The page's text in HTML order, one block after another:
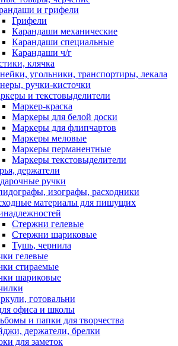
и грифели
Грифели
Карандаши механические
Карандаши специальные
Карандаши ч/г
клячка
угольники, транспортиры, лекала
ручки-кисточки
и текстовыделители
Маркер-краска
Маркеры для белой доски
Маркеры для флипчартов
Маркеры меловые
Маркеры перманентные
Маркеры текстовыделители
держатели
ручки
изографы, расходники
материалы для пишущих
Стержни гелевые
Стержни шариковые
Тушь, чернила
гелевые
стираемые
шариковые
готовальни
офиса и школы
и папки для творчества
держатели, брелки
для заметок